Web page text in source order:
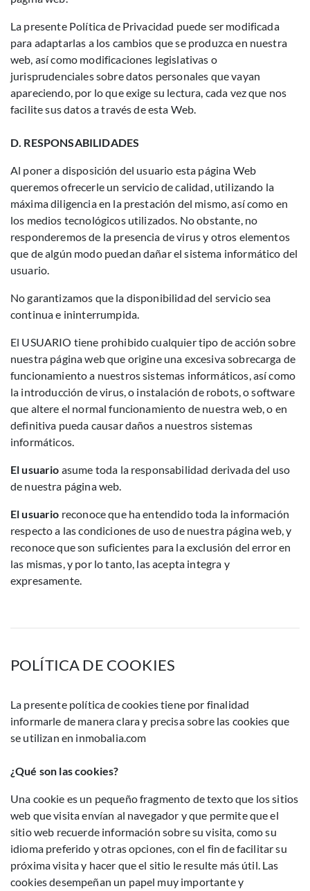
La presente Política de Privacidad puede ser modificada
para adaptarlas a los cambios que se produzca en nuestra
web, así como modificaciones legislativas o
jurisprudenciales sobre datos personales que vayan
apareciendo, por lo que exige su lectura, cada vez que nos
facilite sus datos a través de esta Web.
D. RESPONSABILIDADES
Al poner a disposición del usuario esta página Web
queremos ofrecerle un servicio de calidad, utilizando la
máxima diligencia en la prestación del mismo, así como en
los medios tecnológicos utilizados. No obstante, no
responderemos de la presencia de virus y otros elementos
que de algún modo puedan dañar el sistema informático del
usuario.
No garantizamos que la disponibilidad del servicio sea
continua e ininterrumpida.
El USUARIO tiene prohibido cualquier tipo de acción sobre
nuestra página web que origine una excesiva sobrecarga de
funcionamiento a nuestros sistemas informáticos, así como
la introducción de virus, o instalación de robots, o software
que altere el normal funcionamiento de nuestra web, o en
definitiva pueda causar daños a nuestros sistemas
informáticos.
El usuario asume toda la responsabilidad derivada del uso
de nuestra página web.
El usuario reconoce que ha entendido toda la información
respecto a las condiciones de uso de nuestra página web, y
reconoce que son suficientes para la exclusión del error en
las mismas, y por lo tanto, las acepta integra y
expresamente.
POLÍTICA DE COOKIES
La presente política de cookies tiene por finalidad
informarle de manera clara y precisa sobre las cookies que
se utilizan en inmobalia.com
¿Qué son las cookies?
Una cookie es un pequeño fragmento de texto que los sitios
web que visita envían al navegador y que permite que el
sitio web recuerde información sobre su visita, como su
idioma preferido y otras opciones, con el fin de facilitar su
próxima visita y hacer que el sitio le resulte más útil. Las
cookies desempeñan un papel muy importante y